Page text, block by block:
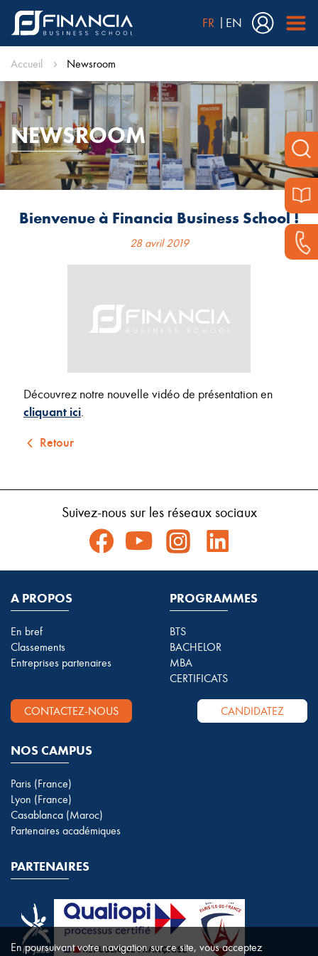
FR EN
Accueil Newsroom
NEWSROOM
Bienvenue à Financia Business School !
28 avril 2019
Découvrez notre nouvelle vidéo de présentation en
cliquant ici.
Retour
Suivez-nous sur les réseaux sociaux
A PROPOS
En bref
Classements
Entreprises partenaires
PROGRAMMES
BTS
BACHELOR
MBA
CERTIFICATS
CONTACTEZ-NOUS CANDIDATEZ
NOS CAMPUS
Paris (France)
Lyon (France)
Casablanca (Maroc)
Partenaires académiques
PARTENAIRES
En poursuivant votre navigation sur ce site, vous acceptez